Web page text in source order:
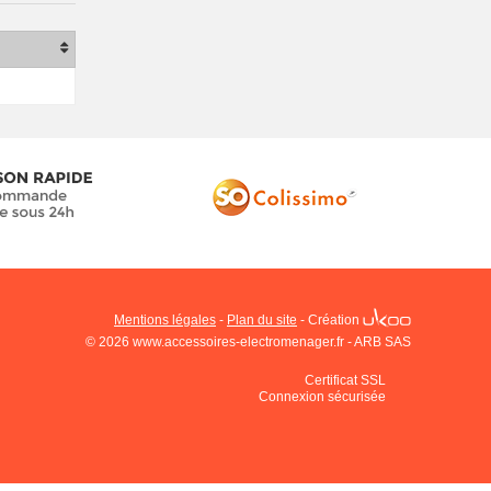
Mentions légales - Plan du site - Création
© 2026 www.accessoires-electromenager.fr - ARB SAS
Certificat SSL
Connexion sécurisée